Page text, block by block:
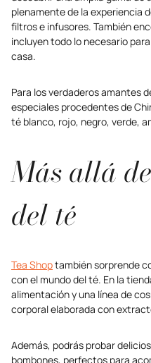
plenamente de la experiencia
filtros e infusores. También
incluyen todo lo necesario
casa.
Para los verdaderos amantes
especiales procedentes de
té blanco, rojo, negro, verde,
Más allá
del té
Tea Shoptambién sorprende
con el mundo del té. En la
alimentación y una línea de
corporal elaborada con
Además, podrás probar
bombones, perfectos para